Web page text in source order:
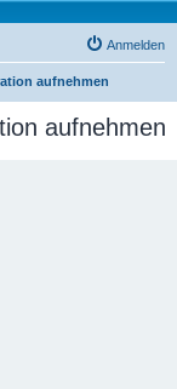
Anmelden
aufnehmen
aufnehmen